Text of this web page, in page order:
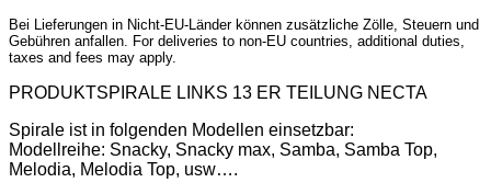
Bei Lieferungen in Nicht-EU-Länder können zusätzliche Zölle, Steuern und
Gebühren anfallen. For deliveries to non-EU countries, additional duties,
taxes and fees may apply.
PRODUKTSPIRALE LINKS 13 ER TEILUNG NECTA
Spirale ist in folgenden Modellen einsetzbar:
Modellreihe: Snacky, Snacky max, Samba, Samba Top,
Melodia, Melodia Top, usw….